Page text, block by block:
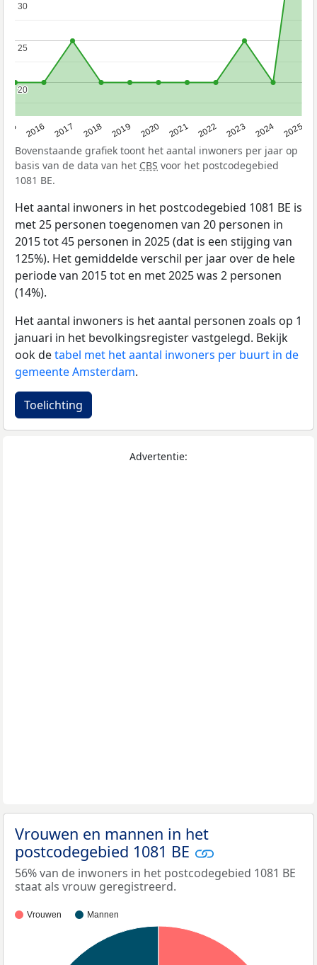
2016 2017 2018 2019 2020 2021 2022 2023 2024 2025
20
20
25
25
30
30
Bovenstaande grafiek toont het aantal inwoners per jaar op
basis van de data van het CBS voor het postcodegebied
1081 BE.
Het aantal inwoners in het postcodegebied 1081 BE is
met 25 personen toegenomen van 20 personen in
2015 tot 45 personen in 2025 (dat is een stijging van
125%). Het gemiddelde verschil per jaar over de hele
periode van 2015 tot en met 2025 was 2 personen
(14%).
Het aantal inwoners is het aantal personen zoals op 1
januari in het bevolkingsregister vastgelegd. Bekijk
ook detabel met het aantal inwoners per buurt in de
gemeente Amsterdam.
Toelichting
Advertentie:
Vrouwen en mannen in het
postcodegebied 1081 BE
56% van de inwoners in het postcodegebied 1081 BE
staat als vrouw geregistreerd.
Vrouwen Mannen